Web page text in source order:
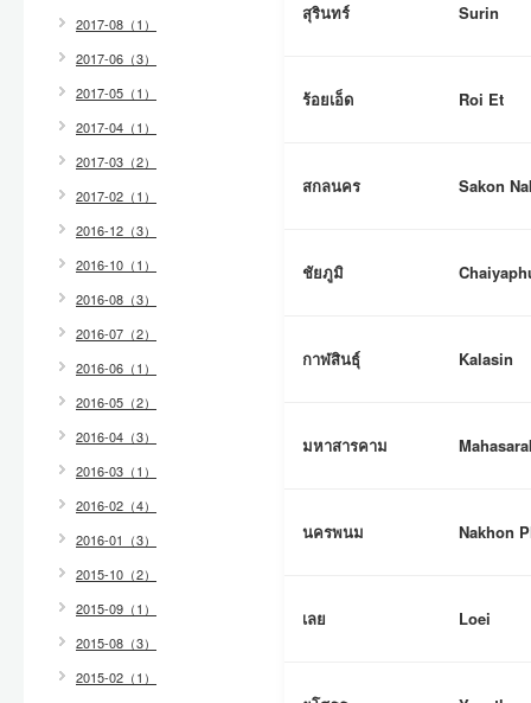
สุรินทร์ Surin
ร้อยเอ็ด Roi Et
สกลนคร Sakon
ชัยภูมิ
กาฬสินธุ์ Kalasin
มหาสารคาม
นครพนม Nakhon
เลย Loei
2017-08（1）
2017-06（3）
2017-05（1）
2017-04（1）
2017-03（2）
2017-02（1）
2016-12（3）
2016-10（1）
2016-08（3）
2016-07（2）
2016-06（1）
2016-05（2）
2016-04（3）
2016-03（1）
2016-02（4）
2016-01（3）
2015-10（2）
2015-09（1）
2015-08（3）
2015-02（1）